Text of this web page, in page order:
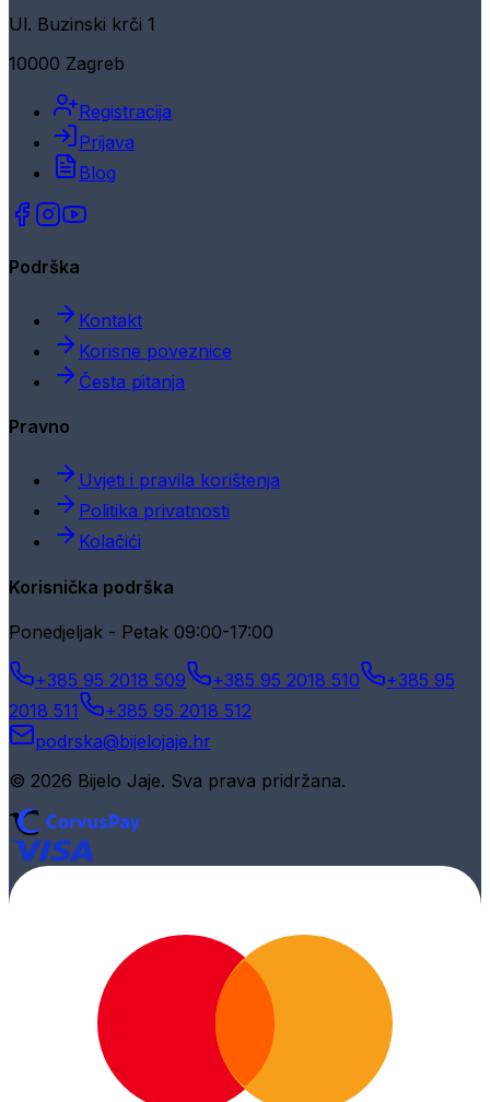
Ul. Buzinski krči 1
10000 Zagreb
Registracija
Prijava
Blog
Podrška
Kontakt
Korisne poveznice
Česta pitanja
Pravno
Uvjeti i pravila korištenja
Politika privatnosti
Kolačići
Korisnička podrška
Ponedjeljak - Petak 09:00-17:00
+385 95 2018 509 +385 95 2018 510
+385 95
2018 511
+385 95 2018 512
podrska@bijelojaje.hr
© 2026 Bijelo Jaje. Sva prava pridržana.